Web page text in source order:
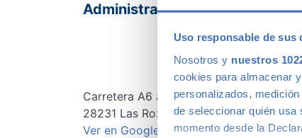
Uso responsable de sus
Nosotros y nuestros
cookies para almacenar
personalizados,
de seleccionar quién
momento desde la
Administración
Carretera A6 a Coruña KM 18
28231 Las Rozas,Madrid
Ver en Google Maps